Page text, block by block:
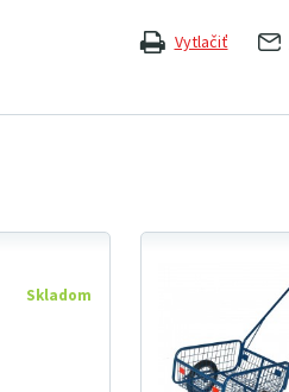
Vytlačiť
Skladom